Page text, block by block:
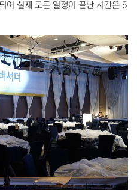
어 실제 모든 일정이 끝난 시간은 5